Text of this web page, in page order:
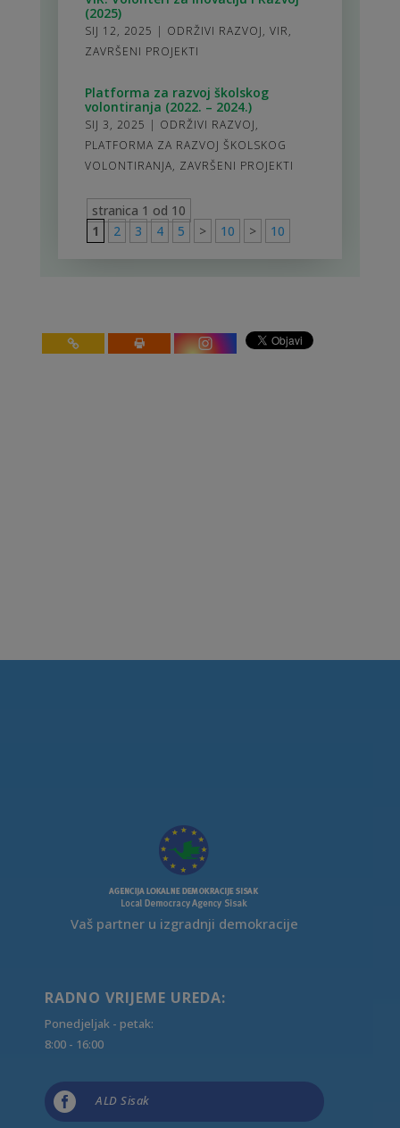
(2025)
SIJ 12, 2025 | ODRŽIVI RAZVOJ, VIR,
ZAVRŠENI PROJEKTI
Platforma za razvoj školskog
volontiranja (2022. – 2024.)
SIJ 3, 2025 | ODRŽIVI RAZVOJ,
PLATFORMA ZA RAZVOJ ŠKOLSKOG
VOLONTIRANJA, ZAVRŠENI PROJEKTI
stranica 1 od 10
1
2 3 4 5 > 10 > 10
Vaš partner u izgradnji demokracije
RADNO VRIJEME UREDA:
Ponedjeljak - petak:
8:00 - 16:00
 ALD Sisak